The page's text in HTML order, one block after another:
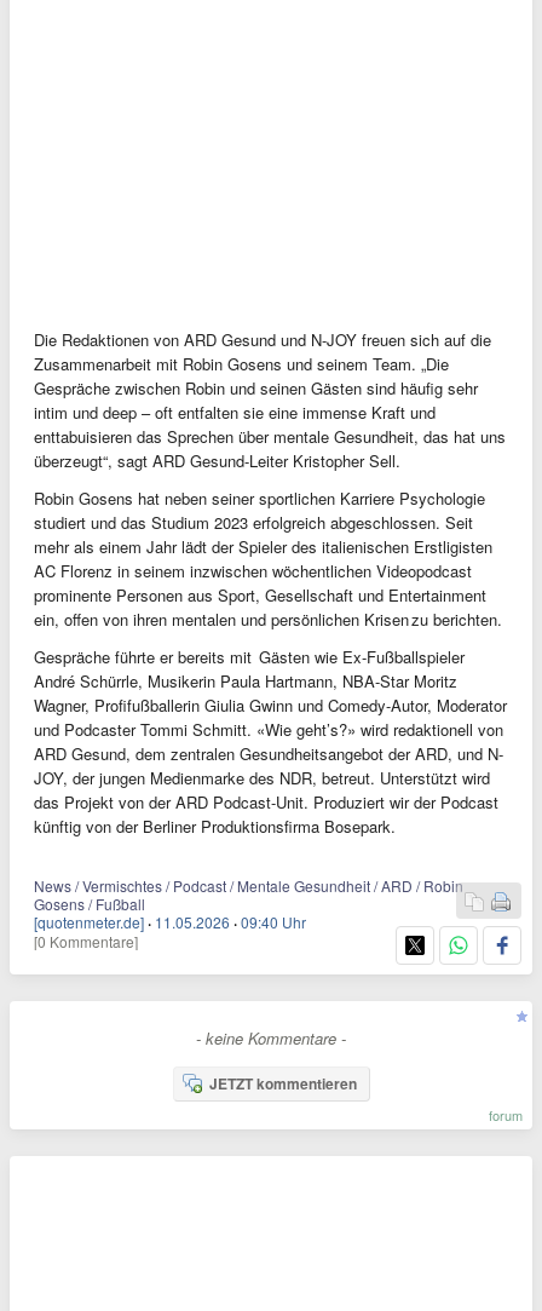
Die Redaktionen von ARD Gesund und N-JOY freuen sich auf die
Zusammenarbeit mit Robin Gosens und seinem Team. „Die
Gespräche zwischen Robin und seinen Gästen sind häufig sehr
intim und deep – oft entfalten sie eine immense Kraft und
enttabuisieren das Sprechen über mentale Gesundheit, das hat uns
überzeugt“, sagt ARD Gesund-Leiter Kristopher Sell.
Robin Gosens hat neben seiner sportlichen Karriere Psychologie
studiert und das Studium 2023 erfolgreich abgeschlossen. Seit
mehr als einem Jahr lädt der Spieler des italienischen Erstligisten
AC Florenz in seinem inzwischen wöchentlichen Videopodcast
prominente Personen aus Sport, Gesellschaft und Entertainment
ein, offen von ihren mentalen und persönlichen Krisen zu berichten.
Gespräche führte er bereits mit Gästen wie Ex-Fußballspieler
André Schürrle, Musikerin Paula Hartmann, NBA-Star Moritz
Wagner, Profifußballerin Giulia Gwinn und Comedy-Autor, Moderator
und Podcaster Tommi Schmitt. «Wie geht’s?» wird redaktionell von
ARD Gesund, dem zentralen Gesundheitsangebot der ARD, und N-
JOY, der jungen Medienmarke des NDR, betreut. Unterstützt wird
das Projekt von der ARD Podcast-Unit. Produziert wir der Podcast
künftig von der Berliner Produktionsfirma Bosepark.
News / Vermischtes / Podcast / Mentale Gesundheit / ARD / Robin
Gosens / Fußball
[quotenmeter.de] · 11.05.2026 ·09:40 Uhr
[0 Kommentare]
- keine Kommentare -
JETZT kommentieren
forum